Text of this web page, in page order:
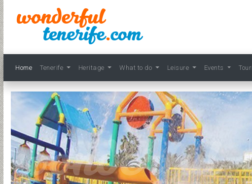
Home Tenerife Heritage What to do Leisure Events